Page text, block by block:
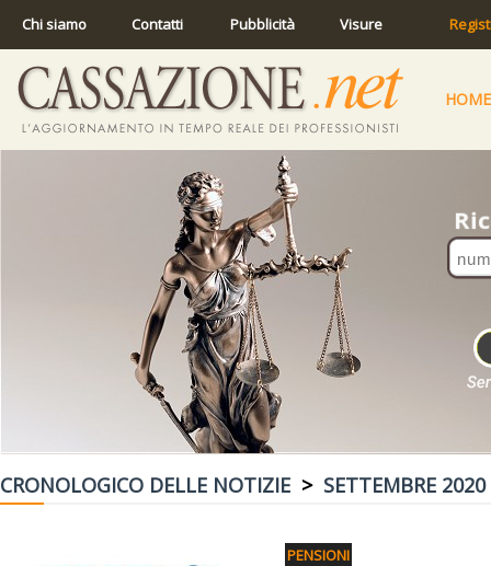
Chi siamo Contatti Pubblicità Visure
HOME
CRONOLOGICO DELLE NOTIZIE > SETTEMBRE 2020
PENSIONI